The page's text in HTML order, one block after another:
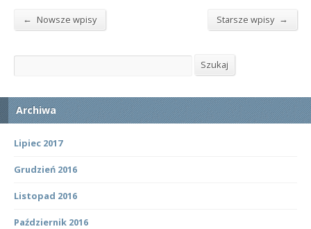
← Nowsze wpisy Starsze wpisy →
Szukaj Szukaj
Archiwa
Lipiec 2017
Grudzień 2016
Listopad 2016
Październik 2016